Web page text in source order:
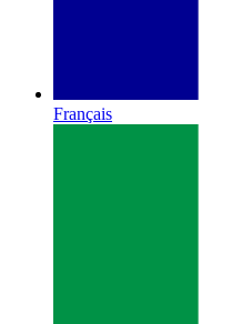
Français